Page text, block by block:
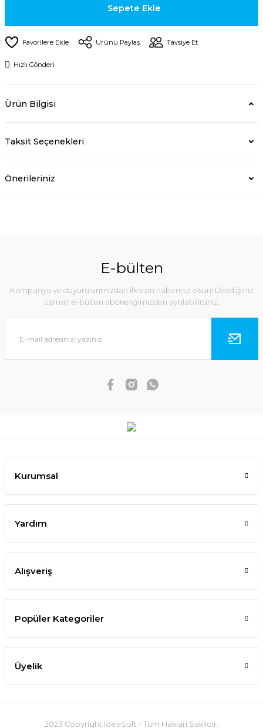
Sepete Ekle
Ürünü Paylaş Tavsiye Et
Hızlı Gönderi
Ürün Bilgisi
Taksit Seçenekleri
Önerileriniz
E-bülten
Kampanya ve duyurularımızdan ilk sizin haberiniz olsun! Dilediğiniz
zaman e-bülten aboneliğimizden ayrılabilirsiniz.
Kurumsal
Yardım
Alışveriş
Popüler Kategoriler
Üyelik
2023 Copyright IdeaSoft - Tüm Hakları Saklıdır.